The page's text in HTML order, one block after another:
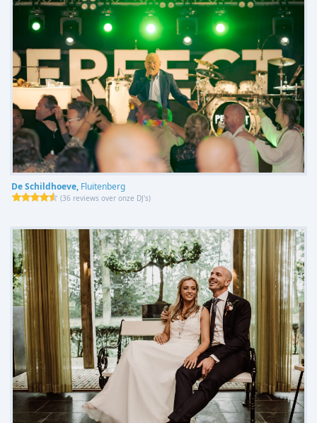
De Schildhoeve, Fluitenberg
(36 reviews over onze DJ's)